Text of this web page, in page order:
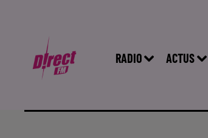
RADIO ACTUS